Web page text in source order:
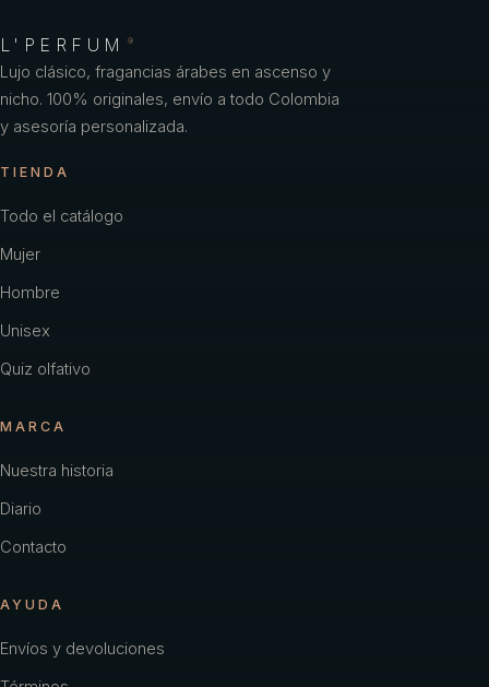
L'PERFUM ®
Lujo clásico, fragancias árabes en ascenso y
nicho. 100% originales, envío a todo Colombia
y asesoría personalizada.
TIENDA
Todo el catálogo
Mujer
Hombre
Unisex
Quiz olfativo
MARCA
Nuestra historia
Diario
Contacto
AYUDA
Envíos y devoluciones